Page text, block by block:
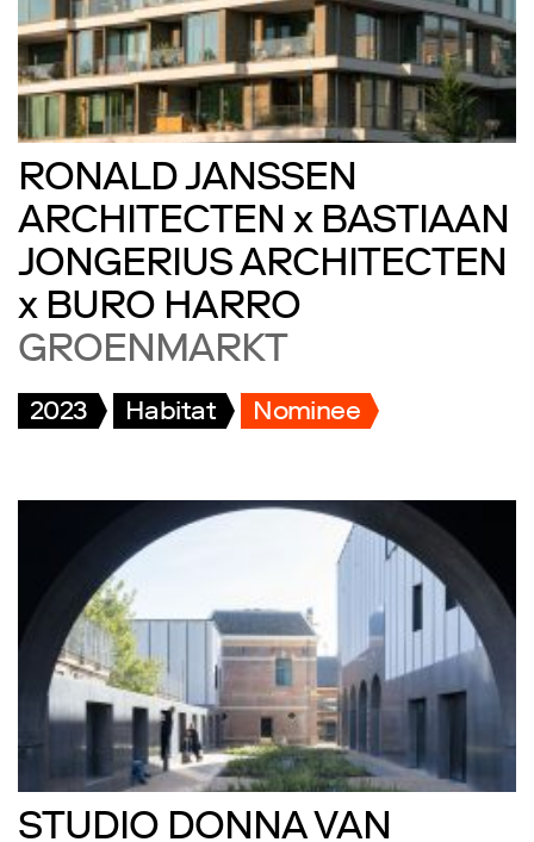
RONALD JANSSEN
ARCHITECTEN x BASTIAAN
JONGERIUS ARCHITECTEN
x BURO HARRO
GROENMARKT
2023 Habitat Nominee
STUDIO DONNA VAN